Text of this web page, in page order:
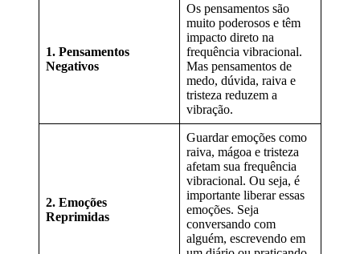
1. Pensamentos
Negativos
Os pensamentos são
muito poderosos e têm
impacto direto na
frequência vibracional.
Mas pensamentos de
medo, dúvida, raiva e
tristeza reduzem a
vibração.
2. Emoções
Reprimidas
Guardar emoções como
raiva, mágoa e tristeza
afetam sua frequência
vibracional. Ou seja, é
importante liberar essas
emoções. Seja
conversando com
alguém, escrevendo em